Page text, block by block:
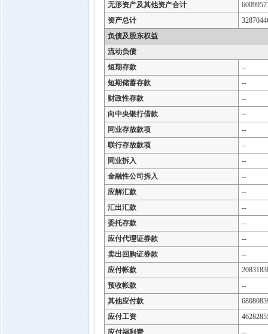
无形资产及其他资产合计
资产总计
负债及股东权益
流动负债
短期存款
--
短期储蓄存款
--
财政性存款
--
向中央银行借款
--
同业存放款项
--
联行存放款项
--
同业拆入
--
金融性公司拆入
--
应解汇款
--
汇出汇款
--
委托存款
--
应付代理证券款
--
卖出回购证券款
--
应付帐款
预收帐款
--
其他应付款
应付工资
应付福利费
--